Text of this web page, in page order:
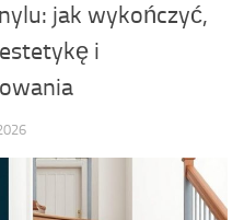
jak wykończyć,
i